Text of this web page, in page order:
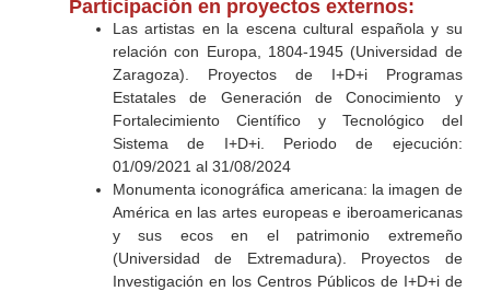
Participación en proyectos externos:
Las artistas en la escena cultural española y su
relación con Europa, 1804-1945 (Universidad de
Zaragoza). Proyectos de I+D+i Programas
Estatales de Generación de Conocimiento y
Fortalecimiento Científico y Tecnológico del
Sistema de I+D+i. Periodo de ejecución:
01/09/2021 al 31/08/2024
Monumenta iconográfica americana: la imagen de
América en las artes europeas e iberoamericanas
y sus ecos en el patrimonio extremeño
(Universidad de Extremadura). Proyectos de
Investigación en los Centros Públicos de I+D+i de